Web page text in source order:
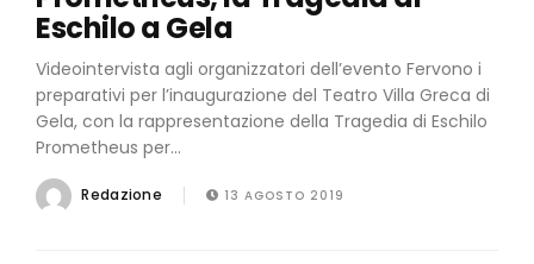
Eschilo a Gela
Videointervista agli organizzatori dell’evento Fervono i
preparativi per l’inaugurazione del Teatro Villa Greca di
Gela, con la rappresentazione della Tragedia di Eschilo
Prometheus per...
Redazione 13 AGOSTO 2019